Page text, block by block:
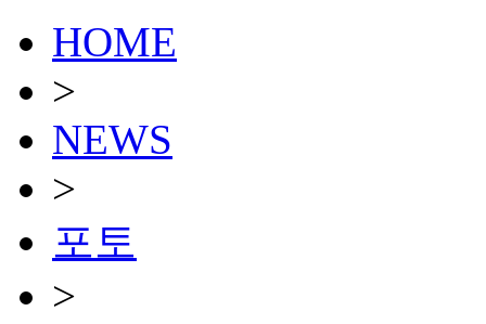
HOME
>
NEWS
>
포토
>